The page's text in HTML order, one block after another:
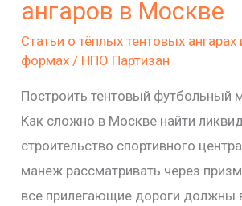
ангаров в Москве
Статьи о тёплых тентовых
формах / НПО Партизан
Построить тентовый
Как сложно в Москве найти
строительство спортивного
манеж рассматривать через
все прилегающие дороги должны
в